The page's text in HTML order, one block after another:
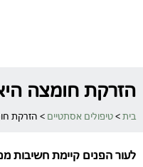
הזרקת חומצה
בית> טיפולים אסתטיים> הזרקת
לעור הפנים קיימת חשיבות